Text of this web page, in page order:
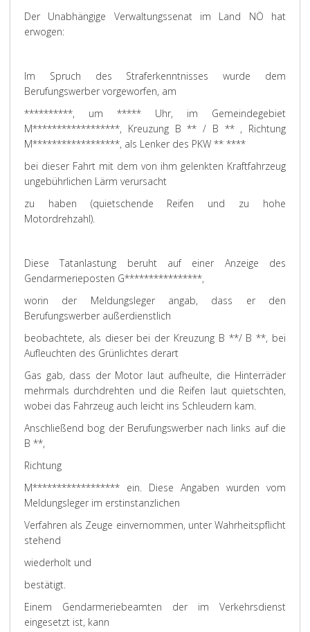
Der Unabhängige Verwaltungssenat im Land NÖ hat
erwogen:
Im Spruch des Straferkenntnisses wurde dem
Berufungswerber vorgeworfen, am
**********, um ***** Uhr, im Gemeindegebiet
M******************, Kreuzung B ** / B ** , Richtung
M******************, als Lenker des PKW ** ****
bei dieser Fahrt mit dem von ihm gelenkten Kraftfahrzeug
ungebührlichen Lärm verursacht
zu haben (quietschende Reifen und zu hohe
Motordrehzahl).
Diese Tatanlastung beruht auf einer Anzeige des
Gendarmerieposten G****************,
worin der Meldungsleger angab, dass er den
Berufungswerber außerdienstlich
beobachtete, als dieser bei der Kreuzung B **/ B **, bei
Aufleuchten des Grünlichtes derart
Gas gab, dass der Motor laut aufheulte, die Hinterräder
mehrmals durchdrehten und die Reifen laut quietschten,
wobei das Fahrzeug auch leicht ins Schleudern kam.
Anschließend bog der Berufungswerber nach links auf die
B **,
Richtung
M****************** ein. Diese Angaben wurden vom
Meldungsleger im erstinstanzlichen
Verfahren als Zeuge einvernommen, unter Wahrheitspflicht
stehend
wiederholt und
bestätigt.
Einem Gendarmeriebeamten der im Verkehrsdienst
eingesetzt ist, kann